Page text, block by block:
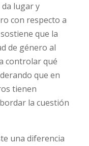
lugar y
con respecto a
que la
de género al
controlar qué
que en
tienen
la cuestión
una diferencia